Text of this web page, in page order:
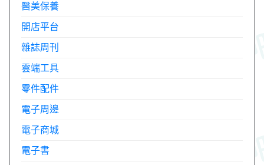
醫美保養
開店平台
雜誌周刊
雲端工具
零件配件
電子周邊
電子商城
電子書